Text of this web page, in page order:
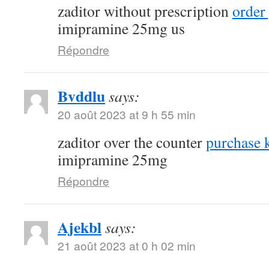
zaditor without prescription
imipramine 25mg us
Répondre
Bvddlusays:
20 août 2023 at 9 h 55 min
zaditor over the counterpurchase
imipramine 25mg
Répondre
Ajekblsays:
21 août 2023 at 0 h 02 min